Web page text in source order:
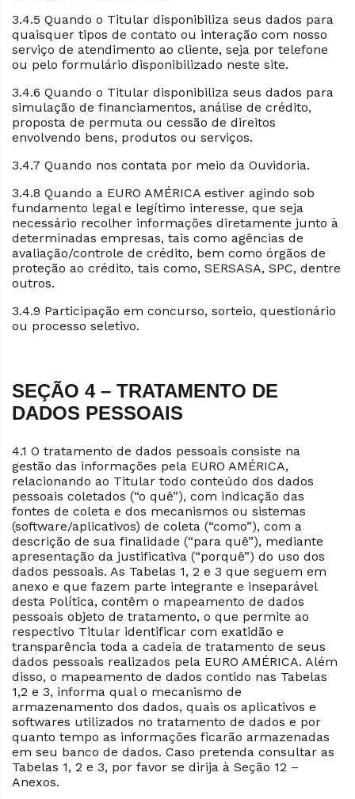
3.4.5 Quando o Titular disponibiliza seus dados para
quaisquer tipos de contato ou interação com nosso
serviço de atendimento ao cliente, seja por telefone
ou pelo formulário disponibilizado neste site.
3.4.6 Quando o Titular disponibiliza seus dados para
simulação de financiamentos, análise de crédito,
proposta de permuta ou cessão de direitos
envolvendo bens, produtos ou serviços.
3.4.7 Quando nos contata por meio da Ouvidoria.
3.4.8 Quando a EURO AMÉRICA estiver agindo sob
fundamento legal e legítimo interesse, que seja
necessário recolher informações diretamente junto à
determinadas empresas, tais como agências de
avaliação/controle de crédito, bem como órgãos de
proteção ao crédito, tais como, SERSASA, SPC, dentre
outros.
3.4.9 Participação em concurso, sorteio, questionário
ou processo seletivo.
SEÇÃO 4 – TRATAMENTO DE
DADOS PESSOAIS
4.1 O tratamento de dados pessoais consiste na
gestão das informações pela EURO AMÉRICA,
relacionando ao Titular todo conteúdo dos dados
pessoais coletados (“o quê”), com indicação das
fontes de coleta e dos mecanismos ou sistemas
(software/aplicativos) de coleta (“como”), com a
descrição de sua finalidade (“para quê”), mediante
apresentação da justificativa (“porquê”) do uso dos
dados pessoais. As Tabelas 1, 2 e 3 que seguem em
anexo e que fazem parte integrante e inseparável
desta Política, contêm o mapeamento de dados
pessoais objeto de tratamento, o que permite ao
respectivo Titular identificar com exatidão e
transparência toda a cadeia de tratamento de seus
dados pessoais realizados pela EURO AMÉRICA. Além
disso, o mapeamento de dados contido nas Tabelas
1,2 e 3, informa qual o mecanismo de
armazenamento dos dados, quais os aplicativos e
softwares utilizados no tratamento de dados e por
quanto tempo as informações ficarão armazenadas
em seu banco de dados. Caso pretenda consultar as
Tabelas 1, 2 e 3, por favor se dirija à Seção 12 –
Anexos.